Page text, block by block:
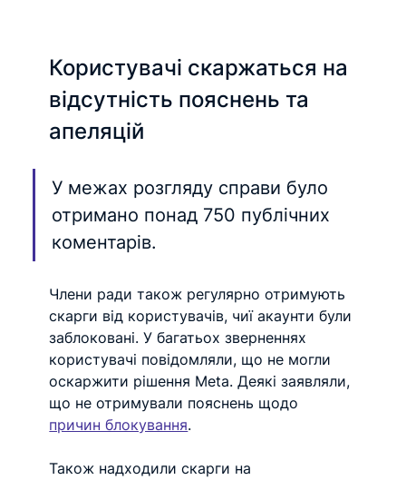
Користувачі скаржаться на
відсутність пояснень та
апеляцій
У межах розгляду справи було
отримано понад 750 публічних
коментарів.
Члени ради також регулярно отримують
скарги від користувачів, чиї акаунти були
заблоковані. У багатьох зверненнях
користувачі повідомляли, що не могли
оскаржити рішення Meta. Деякі заявляли,
що не отримували пояснень щодо
причин блокування.
Також надходили скарги на